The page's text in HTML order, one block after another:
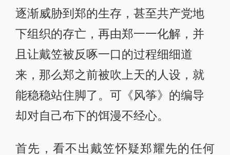
逐渐威胁到郑的生存，甚至共产党地
下组织的存亡，再由郑一一化解，并
且让戴笠被反啄一口的过程细细道
来，那么郑之前被吹上天的人设，就
能稳稳站住脚了。可《风筝》的编导
却对自己布下的饵漫不经心。
首先，看不出戴笠怀疑郑耀先的任何